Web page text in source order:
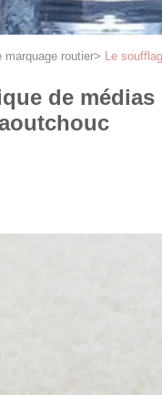
marquage routier> Le
de